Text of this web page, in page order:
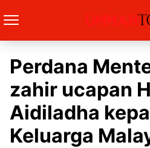
Perdana
zahir ucapan
Aidiladha
Keluarga